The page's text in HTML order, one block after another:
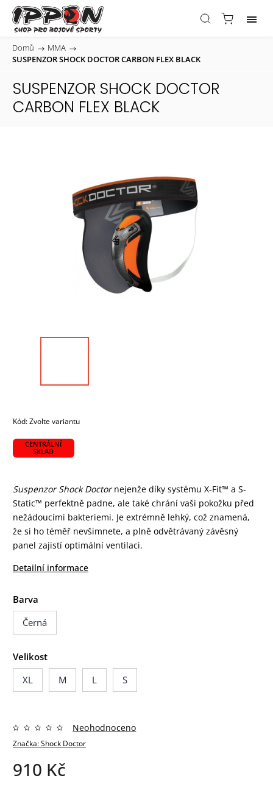
Domů / MMA /
SUSPENZOR SHOCK DOCTOR CARBON FLEX BLACK
SUSPENZOR SHOCK DOCTOR
CARBON FLEX BLACK
Kód:Zvolte variantu
CENTRÁLNÍ
SKLAD
Suspenzor Shock Doctornejenže díky systému X-Fit™ a S-
Static™ perfektně padne, ale také chrání vaši pokožku před
nežádoucími bakteriemi. Je extrémně lehký, což znamená,
že si ho téměř nevšimnete, a plně odvětrávaný závěsný
panel zajistí optimální ventilaci.
Detailní informace
Barva
Černá
Velikost
XL
M L S
Značka:Shock Doctor
Neohodnoceno
910 Kč